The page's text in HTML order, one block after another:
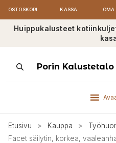
OSTOSKORI KASSA OMA
Huippukalusteet
ProductsPorin Kalustetalo
Etusivu > Kauppa >
Facet säilytin, korkea,